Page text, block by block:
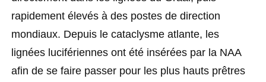
rapidement élevés à des postes de direction
mondiaux. Depuis le cataclysme atlante, les
lignées lucifériennes ont été insérées par la NAA
afin de se faire passer pour les plus hauts prêtres